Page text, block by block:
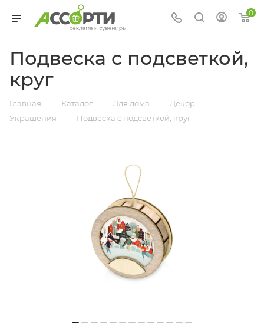
0
Подвеска с подсветкой,
круг
Главная — Каталог — Для дома — Декор —
Украшения — Подвеска с подсветкой, круг